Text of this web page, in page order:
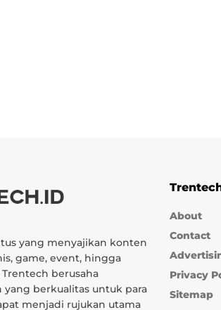
yang menyajikan konten
game, event, hingga
berusaha
berkualitas untuk para
menjadi rujukan utama
About
Contact
Privacy
Sitemap